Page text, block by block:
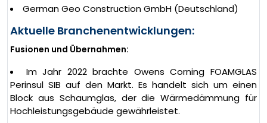
German Geo Construction GmbH (Deutschland)
Aktuelle Branchenentwicklungen:
Fusionen und Übernahmen:
Im Jahr 2022 brachte Owens Corning FOAMGLAS
Perinsul SIB auf den Markt. Es handelt sich um einen
Block aus Schaumglas, der die Wärmedämmung für
Hochleistungsgebäude gewährleistet.